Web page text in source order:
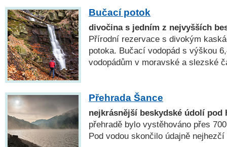
Bučací potok
divočina s jedním z nejvyšších
Přírodní rezervace s divokým
potoka. Bučací vodopád s výškou
vodopádům v moravské a slezské
Přehrada Šance
nejkrásnější beskydské údolí pod
přehradě bylo vystěhováno přes
Pod vodou skončilo údajně